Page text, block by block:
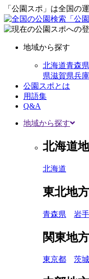
「公園スポ」は全国の
地域から探す
北海道青森県
県滋賀県兵
公園スポとは
用語集
Q&A
地域から探す
北海道
北海道
東北地方
青森県 岩
関東地方
東京都 茨